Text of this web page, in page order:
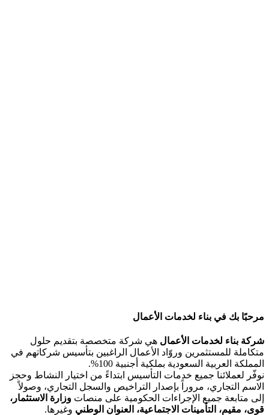
مرحبًا بك في بناء لخدمات الأعمال
شركة بناء لخدمات الأعمال هي شركة متخصصة بتقديم حلول
متكاملة للمستثمرين وروّاد الأعمال الراغبين بتأسيس شركاتهم في
المملكة العربية السعودية بملكية أجنبية 100%.
نوفّر لعملائنا جميع خدمات التأسيس ابتداءً من اختيار النشاط وحجز
الاسم التجاري، مروراً بإصدار التراخيص والسجل التجاري، وصولاً
إلى متابعة جميع الإجراءات الحكومية على منصات وزارة الاستثمار،
قوى، مقيم، التأمينات الاجتماعية، العنوان الوطني وغيرها.